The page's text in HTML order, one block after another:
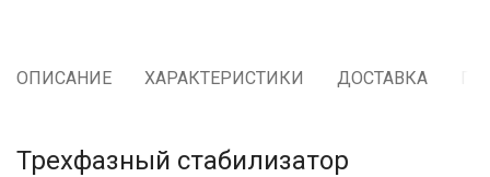
ОПИСАНИЕ ХАРАКТЕРИСТИКИ ДОСТАВКА
Трехфазный стабилизатор